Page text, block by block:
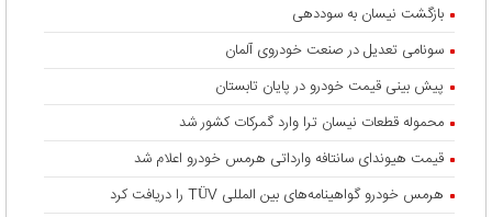
بازگشت نیسان به سوددهی
سونامی تعدیل در صنعت خودروی آلمان
پیش بینی قیمت خودرو در پایان تابستان
محموله قطعات نیسان ترا وارد گمرکات کشور شد
قیمت هیوندای سانتافه وارداتی هرمس خودرو اعلام شد
هرمس خودرو گواهینامه‌های بین المللی TÜV را دریافت کرد